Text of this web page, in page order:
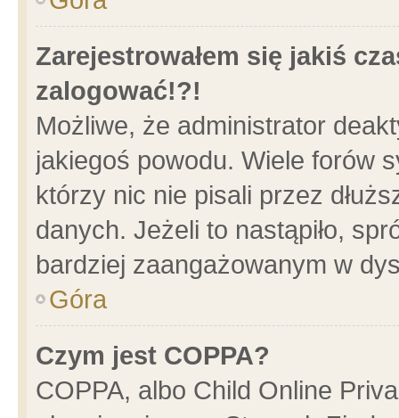
Zarejestrowałem się jakiś
zalogować!?!
Możliwe, że administrator
jakiegoś powodu. Wiele forów
którzy nic nie pisali przez
danych. Jeżeli to nastąpiło,
bardziej zaangażowanym w
Góra
Czym jest COPPA?
COPPA, albo Child Online